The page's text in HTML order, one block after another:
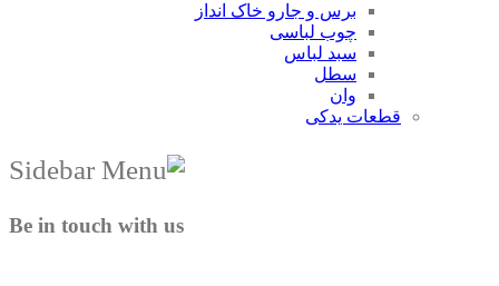
برس و جارو خاک انداز
چوب لباسی
سبد لباس
سطل
وان
قطعات یدکی
Be in touch with us